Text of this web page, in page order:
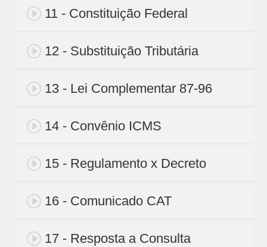
11 - Constituição Federal
12 - Substituição Tributária
13 - Lei Complementar 87-96
14 - Convênio ICMS
15 - Regulamento x Decreto
16 - Comunicado CAT
17 - Resposta a Consulta